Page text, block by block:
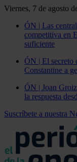
Viernes, 7 de agosto
ÓN | Las
competitiva en
suficiente
ÓN | El secreto
Constantine a
ÓN | Joan
la respuesta
Suscríbete a nuestra